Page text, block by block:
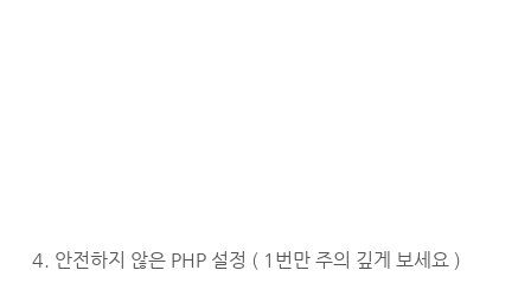
4. 안전하지 않은 PHP 설정 ( 1번만 주의 깊게 보세요 )